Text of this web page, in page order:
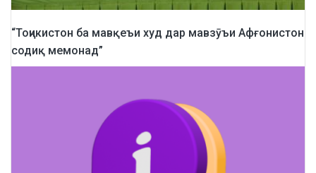
“Тоҷикистон ба мавқеъи худ дар мавзӯъи Афғонистон
содиқ мемонад”